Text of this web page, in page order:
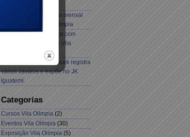
Confira a programação mensal
do Villa Mix na Vila Olímpia
Ciclistas ganham praça com
oficina e calibrador na Vila
Fotógrafo Raphael Macek registra
vários cavalos e expõe no JK
Iguatemi
Categorias
Cursos Vila Olímpia(2)
Eventos Vila Olímpia(30)
Exposição Vila Olímpia(5)